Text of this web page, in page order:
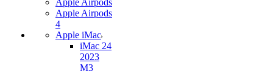
Apple Airpods
Apple Airpods
4
Apple iMac
iMac 24
2023
M3